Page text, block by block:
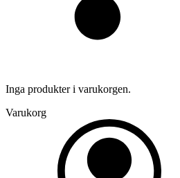
Inga produkter i varukorgen.
Varukorg